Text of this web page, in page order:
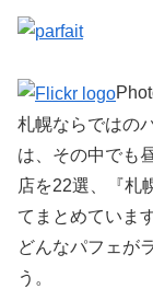
札幌ならではの
は、その中でも
店を22選、『札
てまとめていま
どんなパフェが
う。